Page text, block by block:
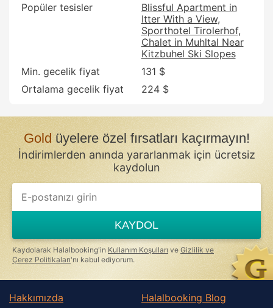
Popüler tesisler
Blissful Apartment in
Itter With a View
Sporthotel Tirolerhof
Chalet in Muhltal Near
Kitzbuhel Ski Slopes
Min. gecelik fiyat
131 $
Ortalama gecelik fiyat
224 $
Goldüyelere özel fırsatları kaçırmayın!
İndirimlerden anında yararlanmak için ücretsiz
kaydolun
KAYDOL
Kaydolarak Halalbooking'in Kullanım Koşulları ve Gizlilik ve
Çerez Politikaları'nı kabul ediyorum.
Hakkımızda
Halalbooking Blog